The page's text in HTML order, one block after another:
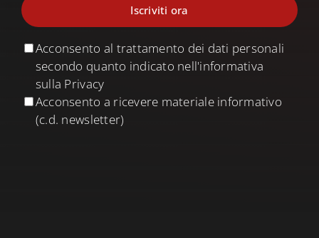
Acconsento al trattamento dei dati personali
secondo quanto indicato nell'informativa
sulla Privacy
Acconsento a ricevere materiale informativo
(c.d. newsletter)